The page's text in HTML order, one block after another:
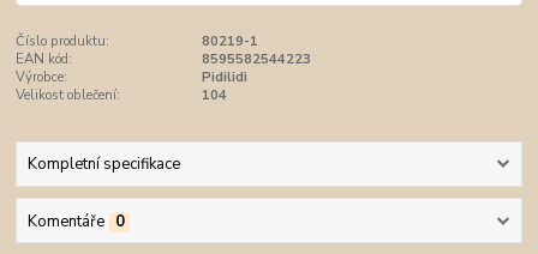
Číslo produktu:
80219-1
EAN kód:
8595582544223
Výrobce:
Pidilidi
Velikost oblečení:
104
Kompletní specifikace
Komentáře 0